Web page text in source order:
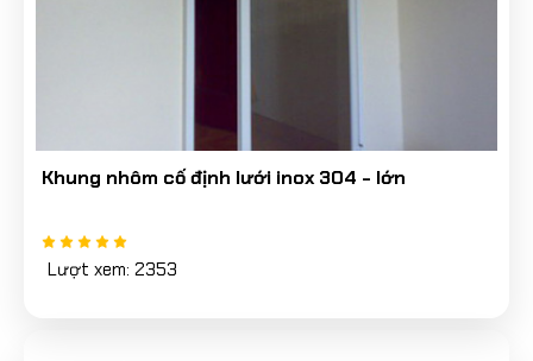
Khung nhôm cố định lưới inox 304 - lớn
Lượt xem: 2353